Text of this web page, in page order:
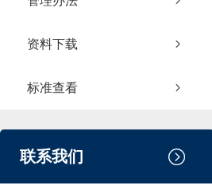
资料下载
标准查看
联系我们